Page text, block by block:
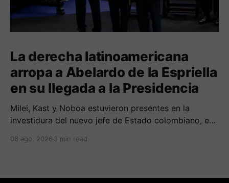
La derecha latinoamericana
arropa a Abelardo de la Espriella
en su llegada a la Presidencia
Milei, Kast y Noboa estuvieron presentes en la
investidura del nuevo jefe de Estado colombiano, en
mensajes de acercamiento regional.
08 ago. 2026 3 min read